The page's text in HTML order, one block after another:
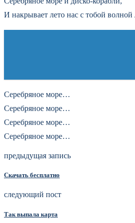
И накрывает лето нас с тобой
Серебряное море…
Серебряное море…
Серебряное море…
Серебряное море…
предыдущая запись
Скачать бесплатно
следующий пост
Так выпала карта